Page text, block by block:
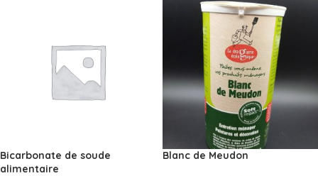
Bicarbonate de soude
alimentaire
Blanc de Meudon